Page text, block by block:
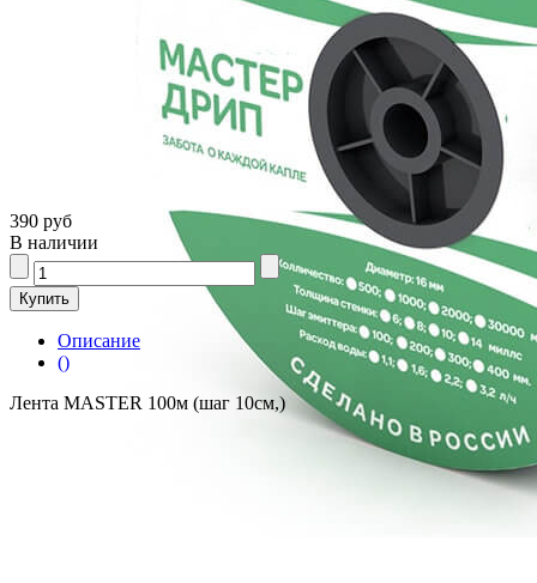
390 руб
В наличии
Описание
()
Лента MASTER 100м (шаг 10см,)